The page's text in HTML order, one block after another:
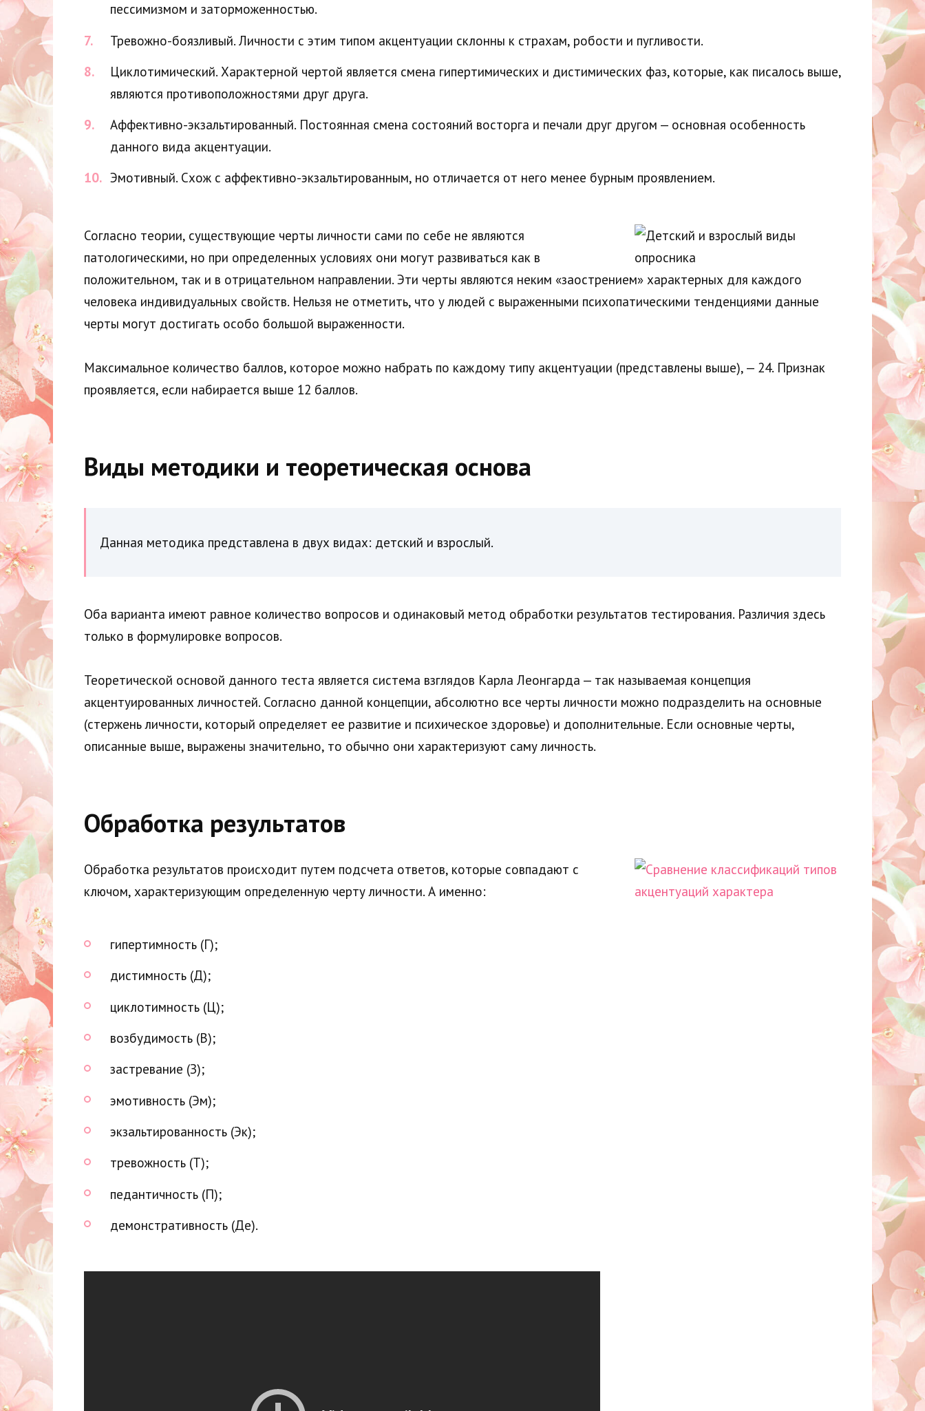
пессимизмом и заторможенностью.
Тревожно-боязливый. Личности с этим типом акцентуации склонны к страхам, робости и пугливости.
Циклотимический. Характерной чертой является смена гипертимических и дистимических фаз, которые, как писалось выше,
являются противоположностями друг друга.
Аффективно-экзальтированный. Постоянная смена состояний восторга и печали друг другом — основная особенность
данного вида акцентуации.
Эмотивный. Схож с аффективно-экзальтированным, но отличается от него менее бурным проявлением.
Согласно теории, существующие черты личности сами по себе не являются
патологическими, но при определенных условиях они могут развиваться как в
положительном, так и в отрицательном направлении. Эти черты являются неким «заострением» характерных для каждого
человека индивидуальных свойств. Нельзя не отметить, что у людей с выраженными психопатическими тенденциями данные
черты могут достигать особо большой выраженности.
Максимальное количество баллов, которое можно набрать по каждому типу акцентуации (представлены выше), — 24. Признак
проявляется, если набирается выше 12 баллов.
Виды методики и теоретическая основа
Данная методика представлена в двух видах: детский и взрослый.
Оба варианта имеют равное количество вопросов и одинаковый метод обработки результатов тестирования. Различия здесь
только в формулировке вопросов.
Теоретической основой данного теста является система взглядов Карла Леонгарда — так называемая концепция
акцентуированных личностей. Согласно данной концепции, абсолютно все черты личности можно подразделить на основные
(стержень личности, который определяет ее развитие и психическое здоровье) и дополнительные. Если основные черты,
описанные выше, выражены значительно, то обычно они характеризуют саму личность.
Обработка результатов
Обработка результатов происходит путем подсчета ответов, которые совпадают с
ключом, характеризующим определенную черту личности. А именно:
гипертимность (Г);
дистимность (Д);
циклотимность (Ц);
возбудимость (В);
застревание (З);
эмотивность (Эм);
экзальтированность (Эк);
тревожность (Т);
педантичность (П);
демонстративность (Де).